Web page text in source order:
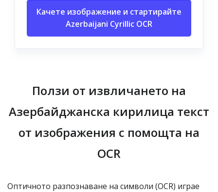
Качете изображение и стартирайте
Azerbaijani Cyrillic OCR
Ползи от извличането на
Азербайджанска кирилица текст
от изображения с помощта на
OCR
Оптичното разпознаване на символи (OCR) играе